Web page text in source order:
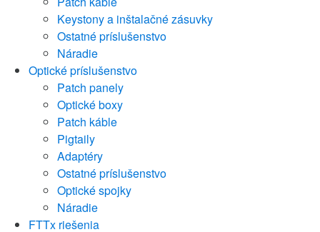
Keystony a inštalačné zásuvky
Ostatné príslušenstvo
Náradie
Optické príslušenstvo
Patch panely
Optické boxy
Patch káble
Pigtaily
Adaptéry
Ostatné príslušenstvo
Optické spojky
Náradie
FTTx riešenia